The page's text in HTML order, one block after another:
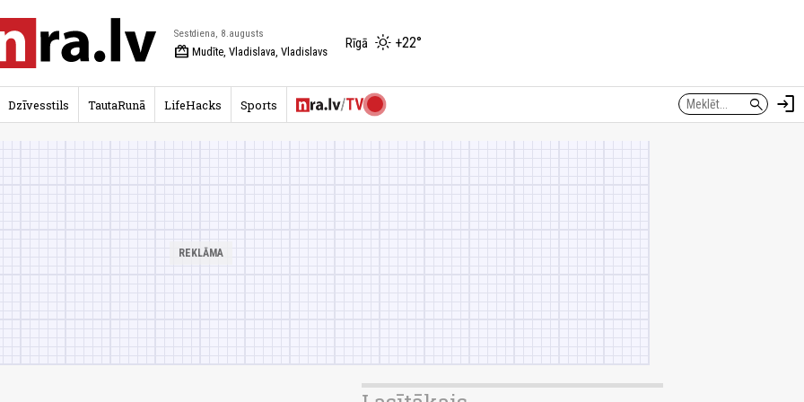
Sestdiena, 8.augusts
redeem Mudīte, Vladislava, Vladislavs
Rīgā +22°
search login
Dzīvesstils TautaRunā LifeHacks Sports